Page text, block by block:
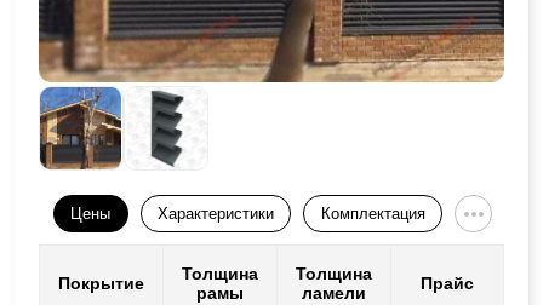
Цены Характеристики Комплектация
Покрытие
Толщина
рамы
Толщина
ламели
Прайс